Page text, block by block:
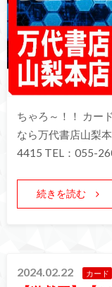
ちゃろ～！！ カ
なら万代書店山梨
4415 TEL：055-
続きを読む
2024.02.22 カード